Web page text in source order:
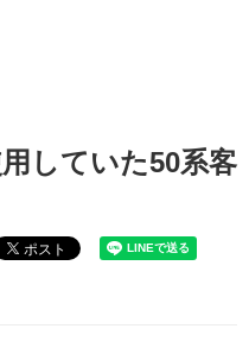
使用していた50系客車のツアー販
していた50系客
ポスト